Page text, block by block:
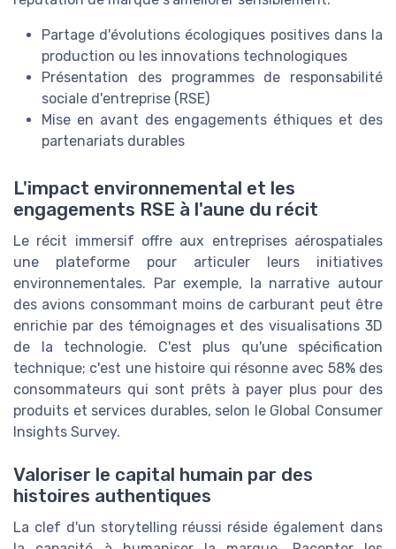
Partage d'évolutions écologiques positives dans la
production ou les innovations technologiques
Présentation des programmes de responsabilité
sociale d'entreprise (RSE)
Mise en avant des engagements éthiques et des
partenariats durables
L'impact environnemental et les
engagements RSE à l'aune du récit
Le récit immersif offre aux entreprises aérospatiales
une plateforme pour articuler leurs initiatives
environnementales. Par exemple, la narrative autour
des avions consommant moins de carburant peut être
enrichie par des témoignages et des visualisations 3D
de la technologie. C'est plus qu'une spécification
technique; c'est une histoire qui résonne avec 58% des
consommateurs qui sont prêts à payer plus pour des
produits et services durables, selon le Global Consumer
Insights Survey.
Valoriser le capital humain par des
histoires authentiques
La clef d'un storytelling réussi réside également dans